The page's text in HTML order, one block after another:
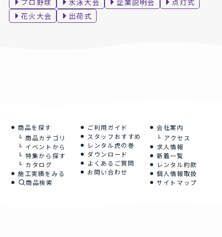
花火大会
出荷式
商品を探す
商品カテゴリ
イベントから
特集から探す
カタログ
施工実績をみる
商品検索
ご利用ガイド
スタッフおすすめ
レンタル虎の巻
ダウンロード
よくあるご質問
お問い合わせ
会社案内
アクセス
求人情報
新着一覧
レンタル約款
個人情報取扱
サイトマップ